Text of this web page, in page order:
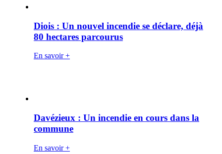
Diois : Un nouvel incendie se déclare, déjà
80 hectares parcourus
En savoir +
Davézieux : Un incendie en cours dans la
commune
En savoir +